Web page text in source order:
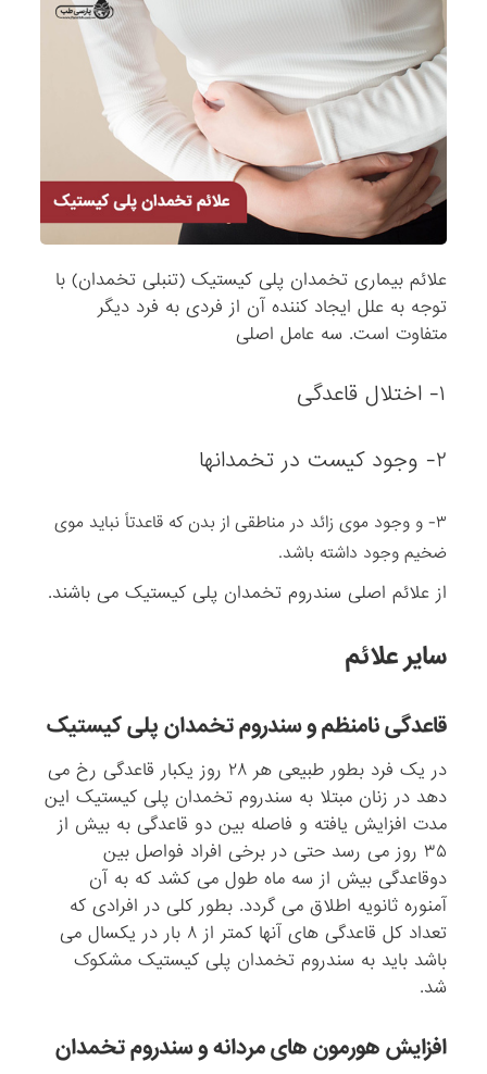
علائم بیماری تخمدان پلی کیستیک (تنبلی تخمدان) با
توجه به علل ایجاد کننده آن از فردی به فرد دیگر
متفاوت است. سه عامل اصلی
۱- اختلال قاعدگی
۲- وجود کیست در تخمدانها
۳- و وجود موی زائد در مناطقی از بدن که قاعدتاً نباید موی
ضخیم وجود داشته باشد.
از علائم اصلی سندروم تخمدان پلی کیستیک می باشند.
سایر علائم
قاعدگی نامنظم و سندروم تخمدان پلی کیستیک
در یک فرد بطور طبیعی هر ۲۸ روز یکبار قاعدگی رخ می
دهد در زنان مبتلا به سندروم تخمدان پلی کیستیک این
مدت افزایش یافته و فاصله بین دو قاعدگی به بیش از
۳۵ روز می رسد حتی در برخی افراد فواصل بین
دوقاعدگی بیش از سه ماه طول می کشد که به آن
آمنوره ثانویه اطلاق می گردد. بطور کلی در افرادی که
تعداد کل قاعدگی های آنها کمتر از ۸ بار در یکسال می
باشد باید به سندروم تخمدان پلی کیستیک مشکوک
شد.
افزایش هورمون های مردانه و سندروم تخمدان